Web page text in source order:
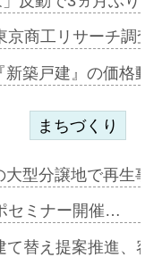
京商工リサーチ
新築戸建』の価
まちづくり
大型分譲地で再
セミナー開催…
て替え提案推進